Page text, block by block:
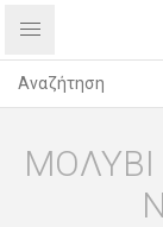
ΜΟΛΥΒΙ